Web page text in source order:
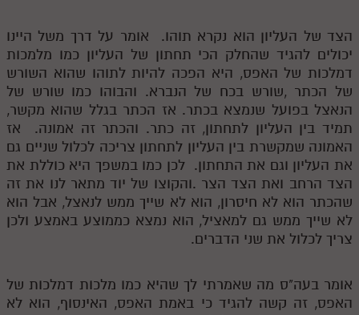
הצד של העליון הוא נקרא תוהו. אומר על דרך משל היינו
יכולים להגיד שהחלק הכי תחתון של העליון כמו מלמכות
דמלכות של האפס, היא הפכה להיות לתוהו שהוא השורש
של הכתר ,שורש בכח של הנברא. והבוהו כמו שורש של
הנאצל בפועל שנמצא בכתר. אז הכתר בגלל שהוא מקשר,
תמיד בין העליון לתחתון, זה כתר. והכתר זה אמונה. אז
האמונה שמקשרת בין העליון לתחתון צריכה לכלול שניים גם
את העליון וגם את התחתון. לכן כמו במשפך היא כוללת את
הצד הרחב ואת הצד הצר .והקוצו של יוד מתאר לנו את זה
שהכתר הוא לא חיסרון, הוא לא שייך ממש לנאצל, אבל הוא
לא שייך ממש גם למאציל, הוא נמצא כממוצע באמצע ולכן
צריך לכלול את שני הדברים.
אומר בעה"ס מה שאמרתי לך שהיא כמו מלכות דמלכות של
האפס, זה קשה להגיד כי באמת האפס, האינסוף, הוא לא